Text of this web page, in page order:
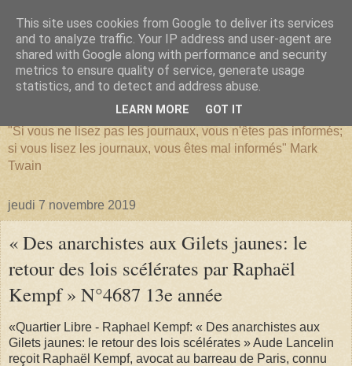
SERIATIM
"Si vous ne lisez pas les journaux, vous n'êtes pas informés;
si vous lisez les journaux, vous êtes mal informés" Mark
Twain
jeudi 7 novembre 2019
« Des anarchistes aux Gilets jaunes: le
retour des lois scélérates par Raphaël
Kempf » N°4687 13e année
«Quartier Libre - Raphael Kempf: « Des anarchistes aux
Gilets jaunes: le retour des lois scélérates » Aude Lancelin
reçoit Raphaël Kempf, avocat au barreau de Paris, connu
This site uses cookies from Google to deliver its services
and to analyze traffic. Your IP address and user-agent are
shared with Google along with performance and security
metrics to ensure quality of service, generate usage
statistics, and to detect and address abuse.
LEARN MORE GOT IT